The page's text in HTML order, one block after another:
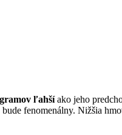
ľahšíako jeho
fenomenálny. Nižšia